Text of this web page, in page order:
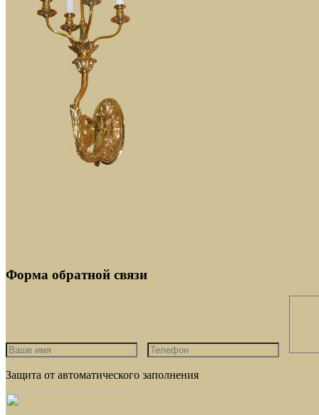
Форма обратной связи
Защита от автоматического заполнения